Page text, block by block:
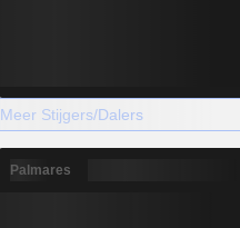
Meer Stijgers/Dalers
Palmares